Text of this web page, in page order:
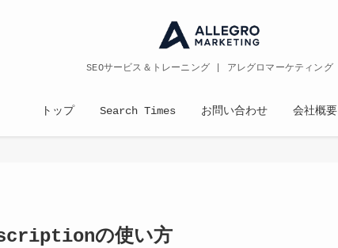
SEOサービス＆トレーニング | アレグロマーケティング
トップ Search Times お問い合わせ 会社概要
の使い方